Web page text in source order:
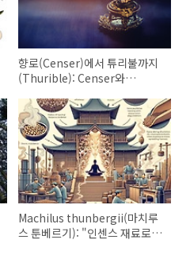
향로(Censer)에서 튜리불까지
(Thurible): Censer와
인 비교
Machilus thunbergii(마치루
스 툰베르기): "인센스 재료로